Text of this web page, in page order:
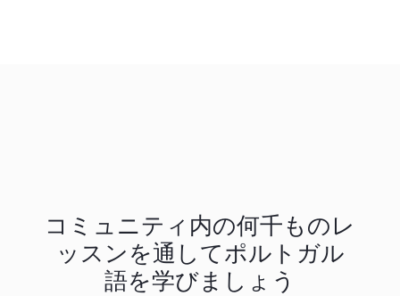
コミュニティ内の何千ものレ
ッスンを通してポルトガル
語を学びましょう